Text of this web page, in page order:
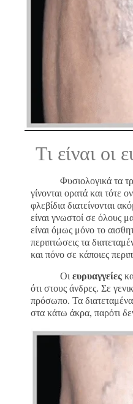
Τι είναι οι
Φυσιολογικά τα
γίνονται ορατά και τότε
φλεβίδια διατείνονται
είναι γνωστοί σε όλους
είναι όμως μόνο το
περιπτώσεις τα
και πόνο σε κάποιες
Οι ευρυαγγείες
ότι στους άνδρες. Σε
πρόσωπο. Τα
στα κάτω άκρα, παρότι